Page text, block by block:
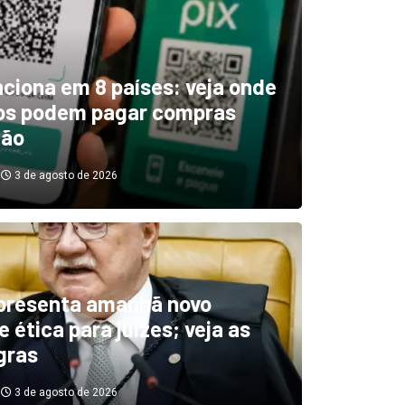
indica El Niño
diminuindo chuvas e
secas de rios
3 de agosto de 2026
em 8 países: veja onde
podem pagar compras
3 de agosto de 2026
amanhã novo
ética para juízes; veja as
3 de agosto de 2026